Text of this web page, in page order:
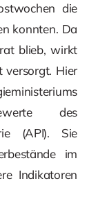
die
konnten. Da
blieb, wirkt
versorgt. Hier
des
(API). Sie
im
Indikatoren